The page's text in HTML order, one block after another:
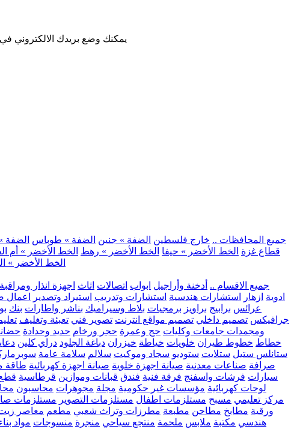
يمكنك وضع بريدك الالكتروني في
.. جميع المحافظات .. خارج فلسطين الضفة » جنين الضفة » طوباس الضفة
قطاع غزة الخط الأخضر » حيفا الخط الأخضر » رهط الخط الأخضر » أم
الخط الأخضر »
.. جميع الاقسام .. أدخنة وأراجيل ابواب اتصالات اثاث اجهزة انذار ومراقبة
ادوية ازهار استشارات هندسية استشارات وتدريب استيراد وتصدير اعمال
عرائس برابيج براويز برمجيات بلاط وسيراميك بناشر واطارات بنك
جرافيكس تصميم داخلي تصميم مواقع انترنت تصوير فني تعبئة وتغليف
ومجمدات جامعات وكليات حج وعمرة حجر ورخام حديد وحدادة
خطاط خطوط طيران خلويات خياطة خيزران دباغة الجلود دراي كلين
ستانلس ستيل ستلايت ستوديو سجاد وموكيت سلالم سلامة عامة
صرافة صناعات معدنية صيانة اجهزة خلوية صيانة اجهزة كهربائية طاقة
سيارات فرشات واسفنج فرقة فنية فندق قبانات وموازين قرطاسية
لوحات كهربائية مؤسسات غير حكومية مجلة مجوهرات محاسبون
مركز تعليمي مسبح مستلزمات اطفال مستلزمات التصوير مستلزمات
ورقية مطابخ مطاحن مطبعة مطرزات وتراث شعبي مطعم معاصر زيت
هندسي مكتبة ملابس ملحمة منتجع سياحي منجرة منسوجات مواد